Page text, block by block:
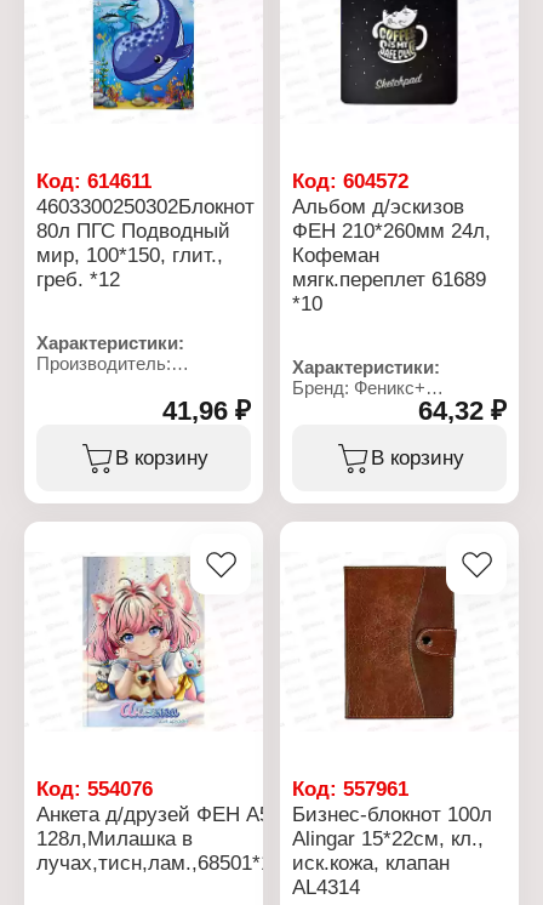
Код: 614611
4603300250302Блокнот
80л ПГС Подводный
мир, 100*150, глит.,
греб. *12
Характеристики:
Производитель:
Артикул: Бг80/18
Тип товара: Блокнот
Дизайн: "Подводный
Количество листов: 80 л
Внутренний блок: клетка
Материал блока: офсет
Материал обложки:
картон
Тип скрепления: на
гребне
Плотность бумаги: 60 г/
Плотность обложки: 230-
250 гр/кв.м
Эффекты обложки: УФ-
41,96 ₽
В корзину
Код:604572
Альбом д/эскизов
ФЕН 210*260мм 24л,
Кофеман
мягк.переплет 61689
*10
Характеристики:
Бренд: Феникс+
Артикул: 61689
Тип товара: Альбом для
эскизов
Дизайн: "Кофеман"
Особенность обложки:
фигурная вырубка
Материал обложки:
мелованный картон
Плотность обложки: 190
Эффекты обложки:
тиснение фольгой
Плотность блока: 100 г/
64,32 ₽
В корзину
Код: 554076
Анкета д/друзей ФЕН А5
128л,Милашка в
лучах,тисн,лам.,68501*16
Код:557961
Бизнес-блокнот 100л
Alingar 15*22см, кл.,
иск.кожа, клапан
AL4314